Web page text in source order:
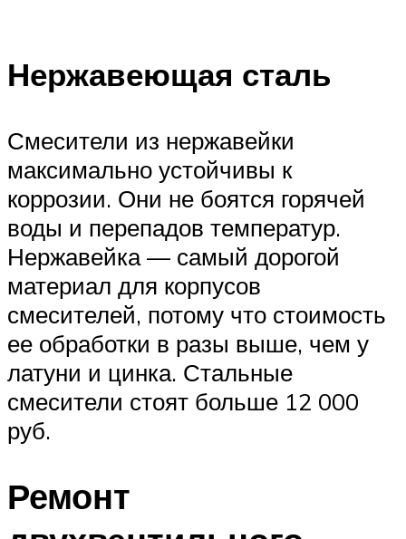
Нержавеющая сталь
Смесители из нержавейки
максимально устойчивы к
коррозии. Они не боятся горячей
воды и перепадов температур.
Нержавейка — самый дорогой
материал для корпусов
смесителей, потому что стоимость
ее обработки в разы выше, чем у
латуни и цинка. Стальные
смесители стоят больше 12 000
руб.
Ремонт